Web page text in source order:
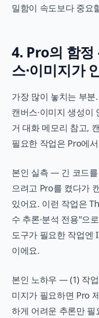
밀함이 속도보다 중요
4. Pro의 함정
스·이미지가
가장 많이 놓치는 부분
캔버스·이미지 생성이
거 대화 메모리 참고,
필요한 작업은 Pro에
본인 실측 — 긴 코드
으려고 Pro를 켰다가
있어요. 이런 작업은
수 추론·분석 전용"으
도구가 필요한 작업
이에요.
본인 노하우 — (1) 작업
미지가 필요하면 Pro
하게 어려운 추론만 필